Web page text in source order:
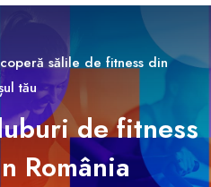
sălile de fitness din
tău
de fitness
România